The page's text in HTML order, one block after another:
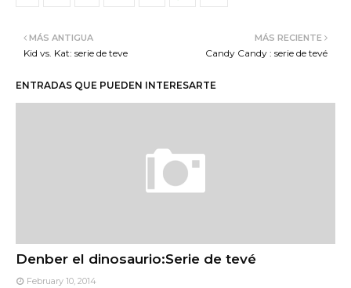
MÁS RECIENTE
Candy Candy : serie de tevé
MÁS ANTIGUA
Kid vs. Kat: serie de teve
ENTRADAS QUE PUEDEN INTERESARTE
Denber el dinosaurio:Serie de tevé
February 10, 2014